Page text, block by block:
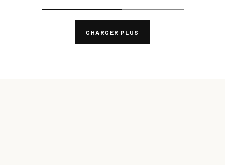
CHARGER PLUS